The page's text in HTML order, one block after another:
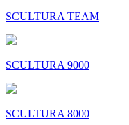
SCULTURA TEAM
SCULTURA 9000
SCULTURA 8000